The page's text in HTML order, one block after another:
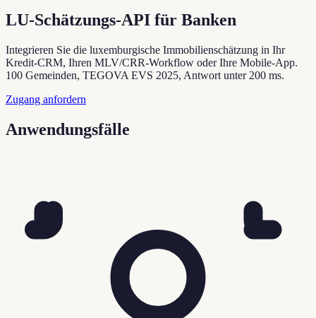
LU-Schätzungs-API für Banken
Integrieren Sie die luxemburgische Immobilienschätzung in Ihr
Kredit-CRM, Ihren MLV/CRR-Workflow oder Ihre Mobile-App.
100 Gemeinden, TEGOVA EVS 2025, Antwort unter 200 ms.
Zugang anfordern
Anwendungsfälle